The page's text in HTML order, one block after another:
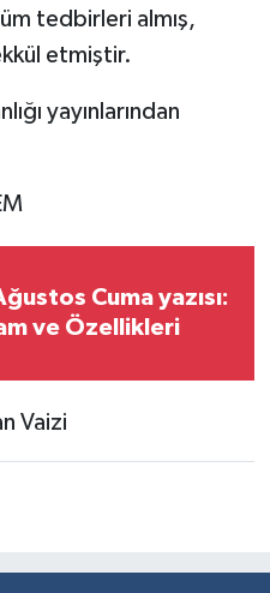
tedbirleri almış,
etmiştir.
yayınlarından
Cuma yazısı:
ve Özellikleri
Vaizi